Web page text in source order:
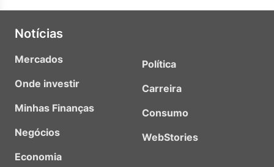
Notícias
Mercados
Onde investir
Minhas Finanças
Negócios
Economia
Política
Carreira
Consumo
WebStories